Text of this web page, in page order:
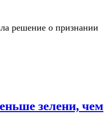
решение о признании
зелени, чем